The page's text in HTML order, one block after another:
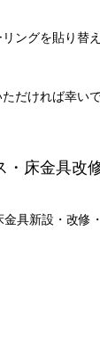
ングを貼り替
だければ幸い
・床金具改
具新設・改修